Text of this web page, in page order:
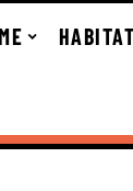
HABITAT